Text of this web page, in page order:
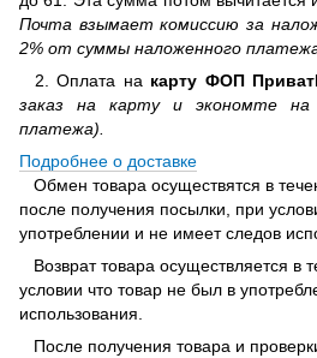
Почта взымает комиссию за
2% от суммы наложенного
2. Оплата на карту ФОП
заказ на карту и экономте на
платежа).
Подробнее о доставке
Обмен товара осуществятся в
после получения посылки, при
употреблении и не имеет следов
Возврат товара осуществляется в
условии что товар не был в
использования.
После получения товара и